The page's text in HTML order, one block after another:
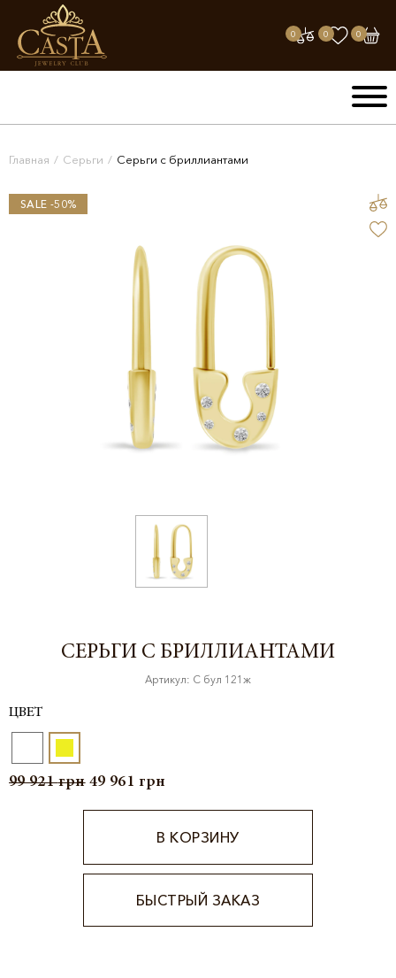
0 0 0
Главная / Серьги / Серьги с бриллиантами
SALE -50%
СЕРЬГИ С БРИЛЛИАНТАМИ
Артикул: С бул 121ж
ЦВЕТ
99 921грн 49 961 грн
В КОРЗИНУ
БЫСТРЫЙ ЗАКАЗ